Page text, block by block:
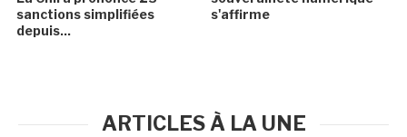
sanctions simplifiées
depuis...
s'affirme
ARTICLES À LA UNE